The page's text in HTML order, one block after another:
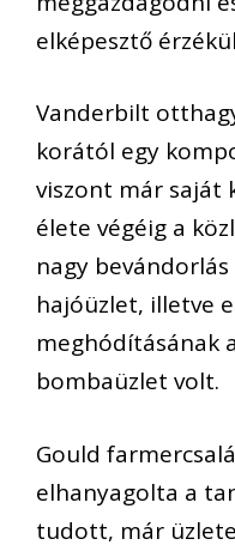
elképesztő
Vanderbilt
korától egy
viszont már saját
élete végéig a
nagy
hajóüzlet, illetve
meghódításának
bombaüzlet volt.
Gould
elhanyagolta a
tudott, már